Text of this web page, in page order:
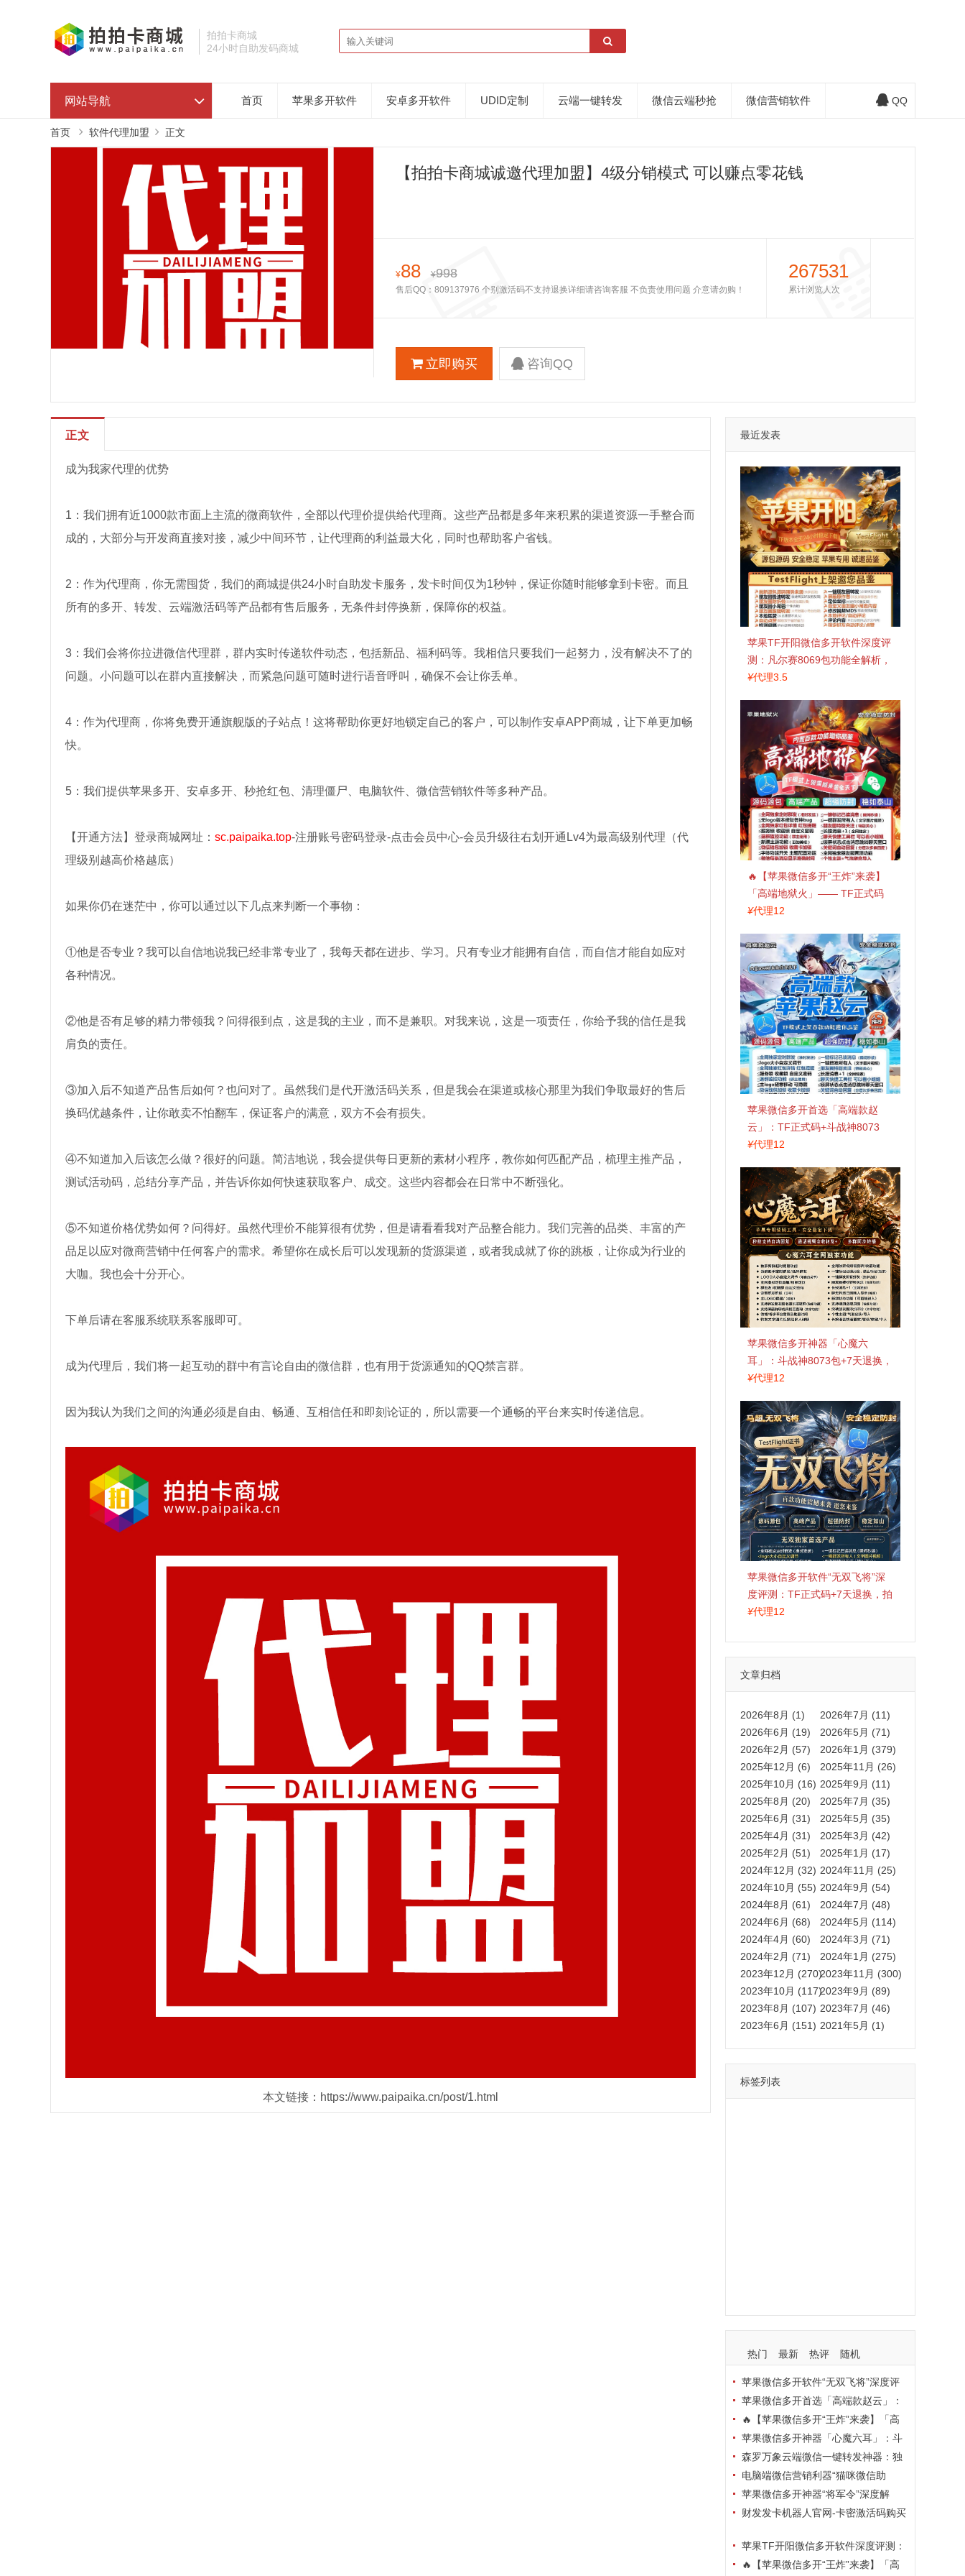
拍拍卡商城
24小时自助发码商城
网站导航 首页 苹果多开软件 安卓多开软件 UDID定制 云端一键转发 微信云端秒抢 微信营销软件 QQ
首页 软件代理加盟 正文
【拍拍卡商城诚邀代理加盟】4级分销模式 可以赚点零花钱
¥88 ¥998
售后QQ：809137976 个别激活码不支持退换详细请咨询客服 不负责使用问题 介意请勿购！
267531
累计浏览人次
立即购买 咨询QQ
正文
成为我家代理的优势
1：我们拥有近1000款市面上主流的微商软件，全部以代理价提供给代理商。这些产品都是多年来积累的渠道资源一手整合而
成的，大部分与开发商直接对接，减少中间环节，让代理商的利益最大化，同时也帮助客户省钱。
2：作为代理商，你无需囤货，我们的商城提供24小时自助发卡服务，发卡时间仅为1秒钟，保证你随时能够拿到卡密。而且
所有的多开、转发、云端激活码等产品都有售后服务，无条件封停换新，保障你的权益。
3：我们会将你拉进微信代理群，群内实时传递软件动态，包括新品、福利码等。我相信只要我们一起努力，没有解决不了的
问题。小问题可以在群内直接解决，而紧急问题可随时进行语音呼叫，确保不会让你丢单。
4：作为代理商，你将免费开通旗舰版的子站点！这将帮助你更好地锁定自己的客户，可以制作安卓APP商城，让下单更加畅
快。
5：我们提供苹果多开、安卓多开、秒抢红包、清理僵尸、电脑软件、微信营销软件等多种产品。
【开通方法】登录商城网址： sc.paipaika.top-注册账号密码登录-点击会员中心-会员升级往右划开通Lv4为最高级别代理（代
理级别越高价格越底）
如果你仍在迷茫中，你可以通过以下几点来判断一个事物：
①他是否专业？我可以自信地说我已经非常专业了，我每天都在进步、学习。只有专业才能拥有自信，而自信才能自如应对
各种情况。
②他是否有足够的精力带领我？问得很到点，这是我的主业，而不是兼职。对我来说，这是一项责任，你给予我的信任是我
肩负的责任。
③加入后不知道产品售后如何？也问对了。虽然我们是代开激活码关系，但是我会在渠道或核心那里为我们争取最好的售后
换码优越条件，让你敢卖不怕翻车，保证客户的满意，双方不会有损失。
④不知道加入后该怎么做？很好的问题。简洁地说，我会提供每日更新的素材小程序，教你如何匹配产品，梳理主推产品，
测试活动码，总结分享产品，并告诉你如何快速获取客户、成交。这些内容都会在日常中不断强化。
⑤不知道价格优势如何？问得好。虽然代理价不能算很有优势，但是请看看我对产品整合能力。我们完善的品类、丰富的产
品足以应对微商营销中任何客户的需求。希望你在成长后可以发现新的货源渠道，或者我成就了你的跳板，让你成为行业的
大咖。我也会十分开心。
下单后请在客服系统联系客服即可。
成为代理后，我们将一起互动的群中有言论自由的微信群，也有用于货源通知的QQ禁言群。
因为我认为我们之间的沟通必须是自由、畅通、互相信任和即刻论证的，所以需要一个通畅的平台来实时传递信息。
本文链接：https://www.paipaika.cn/post/1.html
最近发表
苹果TF开阳微信多开软件深度评
测：凡尔赛8069包功能全解析，
TestFlight稳定版上架，激活认准
¥代理3.5
🔥【苹果微信多开“王炸”来袭】
「高端地狱火」—— TF正式码
+斗战神8073包，7天退换，安全
¥代理12
苹果微信多开首选「高端款赵
云」：TF正式码+斗战神8073
包，7天退换认准拍拍卡激活码
¥代理12
苹果微信多开神器「心魔六
耳」：斗战神8073包+7天退换，
认准拍拍卡激活码商城
¥代理12
苹果微信多开软件“无双飞将”深
度评测：TF正式码+7天退换，拍
拍卡激活码商城正品保障
¥代理12
文章归档
2026年8月 (1)
2026年7月 (11)
2026年6月 (19)
2026年5月 (71)
2026年2月 (57)
2026年1月 (379)
2025年12月 (6)
2025年11月 (26)
2025年10月 (16) 2025年9月 (11)
2025年8月 (20)
2025年7月 (35)
2025年6月 (31)
2025年5月 (35)
2025年4月 (31)
2025年3月 (42)
2025年2月 (51)
2025年1月 (17)
2024年12月 (32) 2024年11月 (25)
2024年10月 (55) 2024年9月 (54)
2024年8月 (61)
2024年7月 (48)
2024年6月 (68)
2024年5月 (114)
2024年4月 (60)
2024年3月 (71)
2024年2月 (71)
2024年1月 (275)
2023年12月 (270)2023年11月 (300)
2023年10月 (117)2023年9月 (89)
2023年8月 (107) 2023年7月 (46)
2023年6月 (151) 2021年5月 (1)
标签列表
热门 最新 热评 随机
苹果微信多开软件“无双飞将”深度评
测：TF正式码+7天退换，拍拍卡激活
码商城正品保障
苹果微信多开首选「高端款赵云」：
TF正式码+斗战神8073包，7天退换认
准拍拍卡激活码商城
🔥【苹果微信多开“王炸”来袭】「高
端地狱火」—— TF正式码+斗战神807
3包，7天退换，安全防封，多开自由触
手可及！
苹果微信多开神器「心魔六耳」：斗
战神8073包+7天退换，认准拍拍卡激
活码商城
森罗万象云端微信一键转发神器：独
家源码·安全防封·月卡季卡半年卡年卡
授权，7天无理由退换！
电脑端微信营销利器“猫咪微信助
手”深度评测：7大模块功能全解析，多
卡种授权灵活选
苹果微信多开神器“将军令”深度解
析：8073版本包+TF外侧码，微商营销
财发发卡机器人官网-卡密激活码购买
换苹果TF开阳微信多开软件深度评测：
凡尔赛8069包功能全解析，TestFlight
🔥【苹果微信多开“王炸”来袭】「高